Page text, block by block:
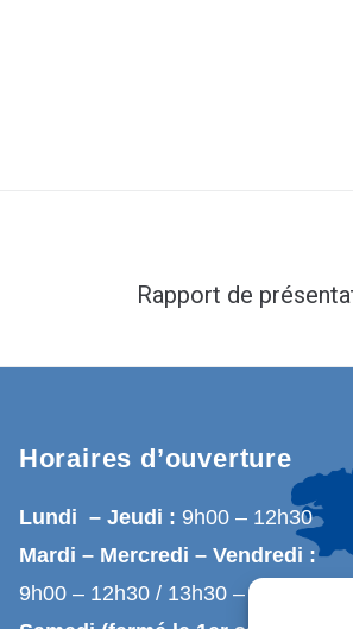
Rapport de
Horaires d’ouverture
Lundi – Jeudi : 9h00 – 12h30
Mardi – Mercredi – Vendredi :
9h00 – 12h30 / 13h30 – 17h00